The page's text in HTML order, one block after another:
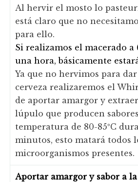
Al hervir el mosto lo
está claro que no
para ello.
Si realizamos el macerado a
una hora, básicamente
Ya que no hervimos para
cerveza realizaremos el
de aportar amargor y
lúpulo que producen
temperatura de 80-85ºC
minutos, esto matará todos
microorganismos presentes.
Aportar amargor y sabor a